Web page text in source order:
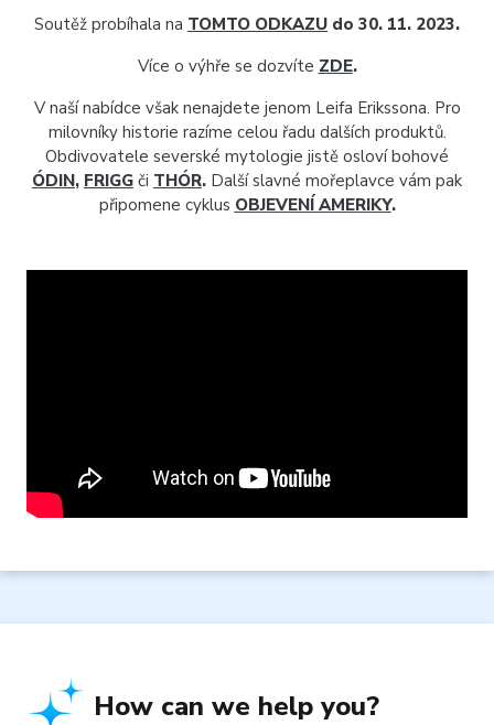
Soutěž probíhala na TOMTO ODKAZU do 30. 11. 2023.
Více o výhře se dozvíte ZDE.
V naší nabídce však nenajdete jenom Leifa Erikssona. Pro
milovníky historie razíme celou řadu dalších produktů.
Obdivovatele severské mytologie jistě osloví bohové
ÓDIN, FRIGG či THÓR. Další slavné mořeplavce vám pak
připomene cyklus OBJEVENÍ AMERIKY.
How can we help you?